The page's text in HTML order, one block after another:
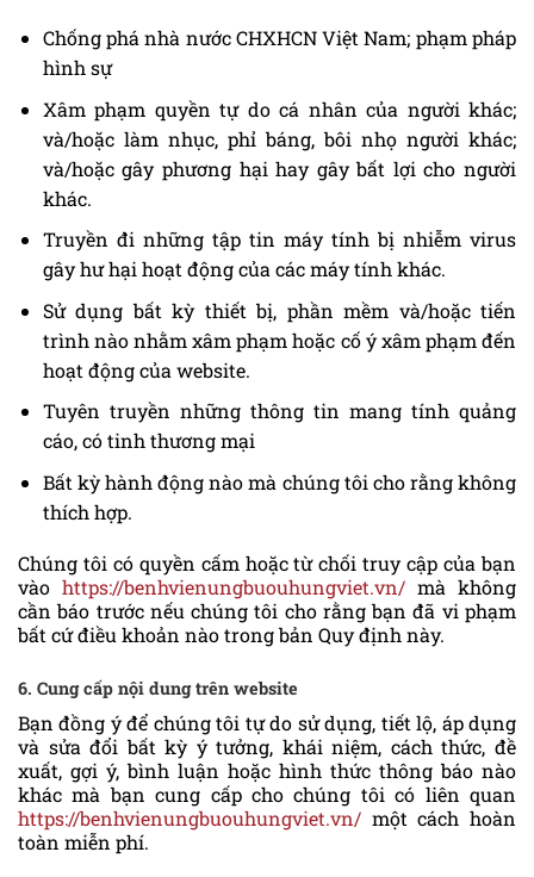
Chống phá nhà nước CHXHCN Việt Nam; phạm pháp
hình sự
Xâm phạm quyền tự do cá nhân của người khác;
và/hoặc làm nhục, phỉ báng, bôi nhọ người khác;
và/hoặc gây phương hại hay gây bất lợi cho người
khác.
Truyền đi những tập tin máy tính bị nhiễm virus
gây hư hại hoạt động của các máy tính khác.
Sử dụng bất kỳ thiết bị, phần mềm và/hoặc tiến
trình nào nhằm xâm phạm hoặc cố ý xâm phạm đến
hoạt động của website.
Tuyên truyền những thông tin mang tính quảng
cáo, có tinh thương mại
Bất kỳ hành động nào mà chúng tôi cho rằng không
thích hợp.
Chúng tôi có quyền cấm hoặc từ chối truy cập của bạn
vào https://benhvienungbuouhungviet.vn/ mà không
cần báo trước nếu chúng tôi cho rằng bạn đã vi phạm
bất cứ điều khoản nào trong bản Quy định này.
6. Cung cấp nội dung trên website
Bạn đồng ý để chúng tôi tự do sử dụng, tiết lộ, áp dụng
và sửa đổi bất kỳ ý tưởng, khái niệm, cách thức, đề
xuất, gợi ý, bình luận hoặc hình thức thông báo nào
khác mà bạn cung cấp cho chúng tôi có liên quan
https://benhvienungbuouhungviet.vn/ một cách hoàn
toàn miễn phí.